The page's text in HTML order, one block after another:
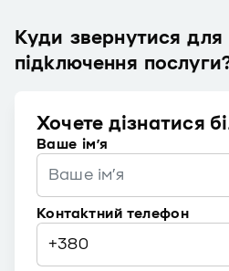
Куди звернутися для
підключення
Хочете дізнатися
Ваше ім’я
Контактний телефон